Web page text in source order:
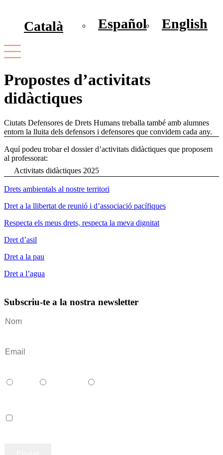
Català Español English
Propostes d’activitats
didàctiques
Ciutats Defensores de Drets Humans treballa també amb alumnes
entorn la lluita dels defensors i defensores que convidem cada any.
Aquí podeu trobar el dossier d’activitats didàctiques que proposem
al professorat:
Activitats didàctiques 2025
Drets ambientals al nostre territori
Dret a la llibertat de reunió i d’associació pacífiques
Respecta els meus drets, respecta la meva dignitat
Dret d’asil
Dret a la pau
Dret a l’agua
Subscriu-te a la nostra newsletter